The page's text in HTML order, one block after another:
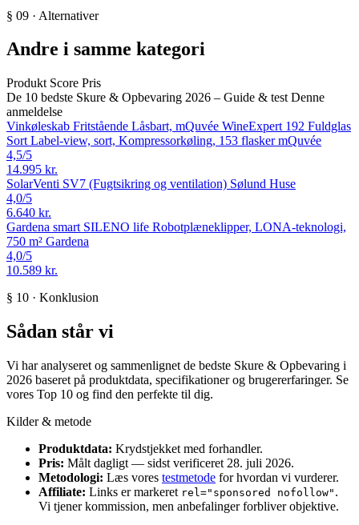
§ 09 · Alternativer
Andre i samme kategori
Produkt Score Pris
De 10 bedste Skure & Opbevaring 2026 – Guide & test Denne
anmeldelse
Vinkøleskab Fritstående Låsbart, mQuvée WineExpert 192 Fuldglas
Sort Label-view, sort, Kompressorkøling, 153 flasker mQuvée
4,5/5
14.995 kr.
SolarVenti SV7 (Fugtsikring og ventilation) Sølund Huse
4,0/5
6.640 kr.
Gardena smart SILENO life Robotplæneklipper, LONA-teknologi,
750 m² Gardena
4,0/5
10.589 kr.
§ 10 · Konklusion
Sådan står vi
Vi har analyseret og sammenlignet de bedste Skure & Opbevaring i
2026 baseret på produktdata, specifikationer og brugererfaringer. Se
vores Top 10 og find den perfekte til dig.
Kilder & metode
Produktdata: Krydstjekket med forhandler.
Pris: Målt dagligt — sidst verificeret 28. juli 2026.
Metodologi: Læs vores testmetode for hvordan vi vurderer.
Affiliate: Links er markeret rel="sponsored nofollow" .
Vi tjener kommission, men anbefalinger forbliver objektive.